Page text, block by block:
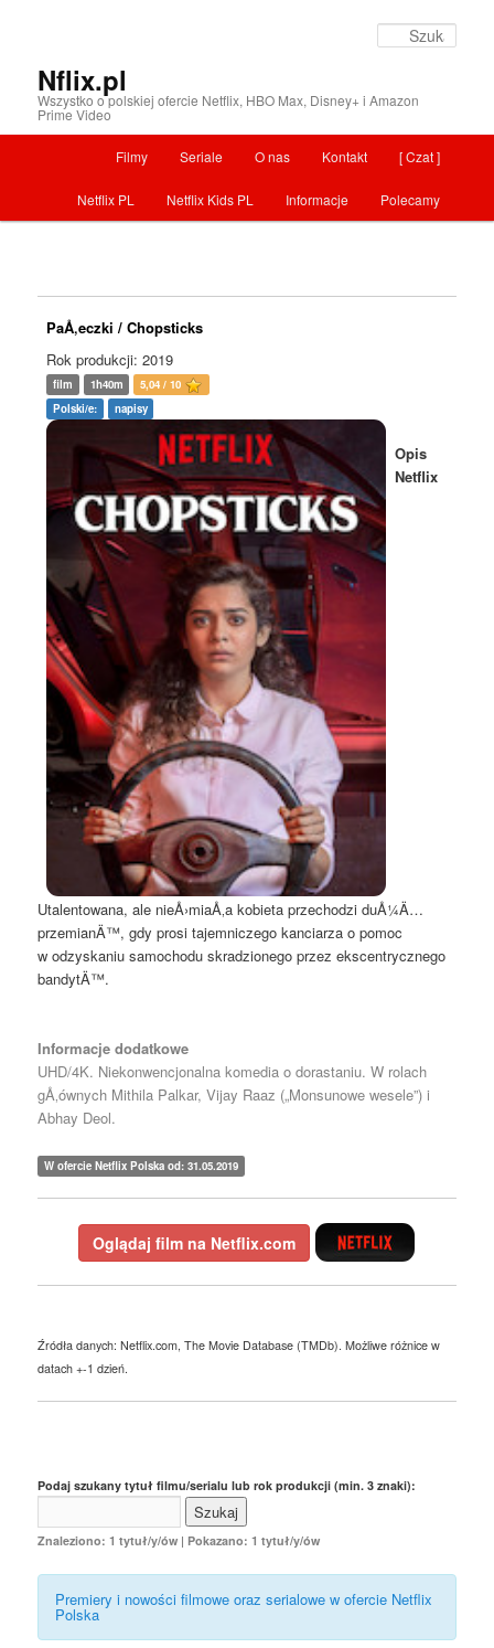
Nflix.pl
Wszystko o polskiej ofercie Netflix, HBO Max, Disney+ i Amazon
Prime Video
Menu główne
Przeskocz do tekstu [ Czat ]
Kontakt
O nas
Seriale
Filmy
Polecamy
Informacje
Netflix Kids PL
Netflix PL
PaÅ‚eczki / Chopsticks
Rok produkcji: 2019
film 1h40m
5,04 / 10
Polski/e:
napisy
Opis
Netflix
Utalentowana, ale nieÅ›miaÅ‚a kobieta przechodzi duÅ¼Ä…
przemianÄ™, gdy prosi tajemniczego kanciarza o pomoc
w odzyskaniu samochodu skradzionego przez ekscentrycznego
bandytÄ™.
Informacje dodatkowe
UHD/4K. Niekonwencjonalna komedia o dorastaniu. W rolach
gÅ‚ównych Mithila Palkar, Vijay Raaz („Monsunowe wesele”) i
Abhay Deol.
W ofercie Netflix Polska od: 31.05.2019
Oglądaj film na Netflix.com
Źródła danych: Netflix.com, The Movie Database (TMDb). Możliwe różnice w
datach +-1 dzień.
Podaj szukany tytuł filmu/serialu lub rok produkcji (min. 3 znaki):
Znaleziono: 1 tytuł/y/ów | Pokazano: 1 tytuł/y/ów
Premiery i nowości filmowe oraz serialowe w ofercie Netflix
Polska